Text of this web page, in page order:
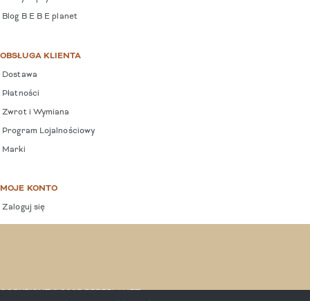
Blog B E B E planet
OBSŁUGA KLIENTA
Dostawa
Płatności
Zwrot i Wymiana
Program Lojalnościowy
Marki
MOJE KONTO
Zaloguj się
COPYRIGHT © 2025 BEBEPLANET.